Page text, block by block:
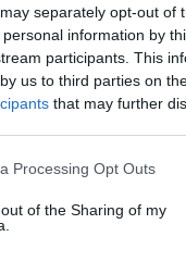
separately opt-out of
information by
participants. This
us to third parties on
that may further
Processing Opt Outs
of the Sharing of my